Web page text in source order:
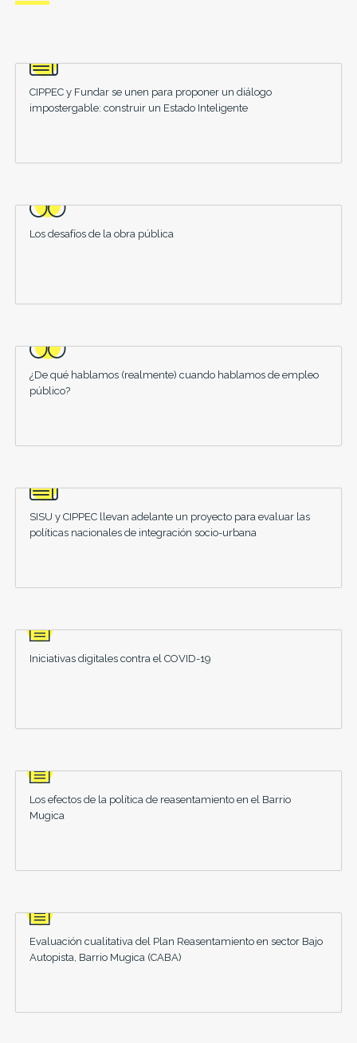
CIPPEC y Fundar se unen para proponer un diálogo
impostergable: construir un Estado Inteligente
Los desafíos de la obra pública
¿De qué hablamos (realmente) cuando hablamos de empleo
público?
SISU y CIPPEC llevan adelante un proyecto para evaluar las
políticas nacionales de integración socio-urbana
Iniciativas digitales contra el COVID-19
Los efectos de la política de reasentamiento en el Barrio
Mugica
Evaluación cualitativa del Plan Reasentamiento en sector Bajo
Autopista, Barrio Mugica (CABA)